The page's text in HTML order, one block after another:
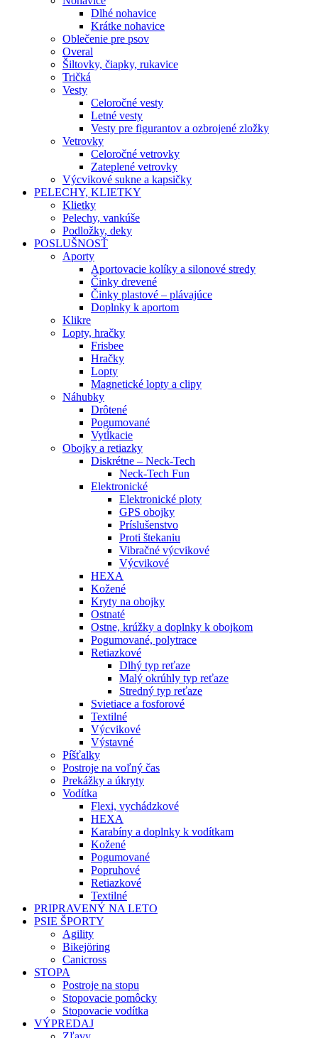
Dlhé nohavice
Krátke nohavice
Oblečenie pre psov
Overal
Šiltovky, čiapky, rukavice
Tričká
Vesty
Celoročné vesty
Letné vesty
Vesty pre figurantov a ozbrojené zložky
Vetrovky
Celoročné vetrovky
Zateplené vetrovky
Výcvikové sukne a kapsičky
PELECHY, KLIETKY
Klietky
Pelechy, vankúše
Podložky, deky
POSLUŠNOSŤ
Aporty
Aportovacie kolíky a silonové stredy
Činky drevené
Činky plastové – plávajúce
Doplnky k aportom
Klikre
Lopty, hračky
Frisbee
Hračky
Lopty
Magnetické lopty a clipy
Náhubky
Drôtené
Pogumované
Vytĺkacie
Obojky a retiazky
Diskrétne – Neck-Tech
Neck-Tech Fun
Elektronické
Elektronické ploty
GPS obojky
Príslušenstvo
Proti štekaniu
Vibračné výcvikové
Výcvikové
HEXA
Kožené
Kryty na obojky
Ostnaté
Ostne, krúžky a doplnky k obojkom
Pogumované, polytrace
Retiazkové
Dlhý typ reťaze
Malý okrúhly typ reťaze
Stredný typ reťaze
Svietiace a fosforové
Textilné
Výcvikové
Výstavné
Píšťalky
Postroje na voľný čas
Prekážky a úkryty
Vodítka
Flexi, vychádzkové
HEXA
Karabíny a doplnky k vodítkam
Kožené
Pogumované
Popruhové
Retiazkové
Textilné
PRIPRAVENÝ NA LETO
PSIE ŠPORTY
Agility
Bikejöring
Canicross
STOPA
Postroje na stopu
Stopovacie pomôcky
Stopovacie vodítka
VÝPREDAJ